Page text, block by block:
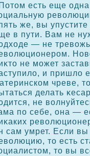
есть еще
же, вы
в пути. Вам не
— не
не может
и пришло
чреве,
делать
не
по себе, она —
сам умрет. Если
то есть
то вы